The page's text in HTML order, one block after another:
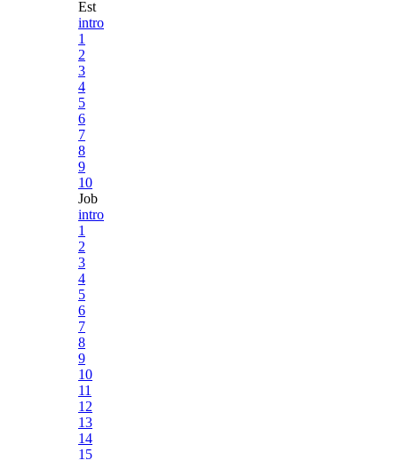
Est
intro
1
2
3
4
5
6
7
8
9
10
Job
intro
1
2
3
4
5
6
7
8
9
10
11
12
13
14
15